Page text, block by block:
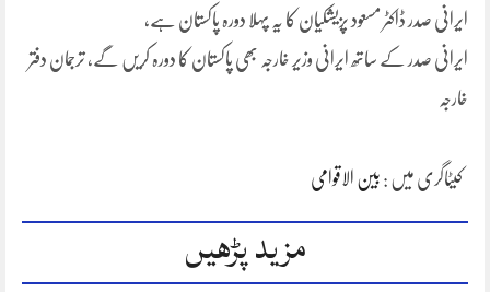
ایرانی صدر ڈاکٹر مسعود پزیشکیان کا یہ پہلا دورہ پاکستان ہے،
ایرانی صدر کے ساتھ ایرانی وزیر خارجہ بھی پاکستان کا دورہ کریں گے، ترجمان دفتر
خارجہ
کیٹاگری میں : بین الاقوامی
مزید پڑھیں